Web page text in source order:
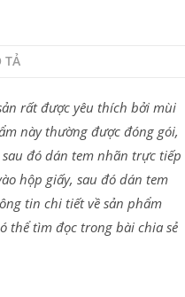
TẢ
rất được yêu thích bởi mùi
này thường được đóng gói,
đó dán tem nhãn trực tiếp
hộp giấy, sau đó dán tem
tin chi tiết về sản phẩm
thể tìm đọc trong bài chia sẻ